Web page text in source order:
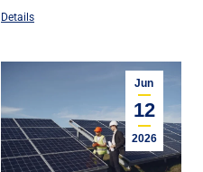
Details
Jun
12
2026